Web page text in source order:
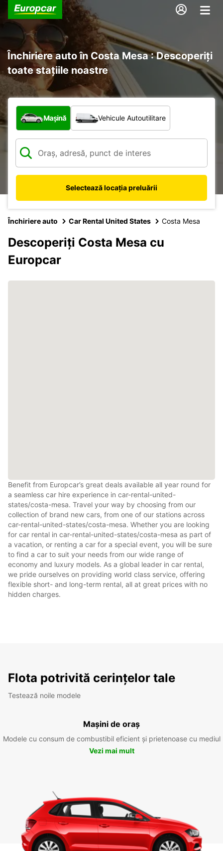
Închiriere auto în Costa Mesa : Descoperiți
toate stațiile noastre
Ce tip de vehicul?
Mașină Vehicule Autoutilitare
Selectează locația preluării
Închiriere auto Car Rental United States Costa Mesa
Descoperiți Costa Mesa cu
Europcar
Benefit from Europcar’s great deals available all year round for
a seamless car hire experience in car-rental-united-
states/costa-mesa. Travel your way by choosing from our
collection of brand new cars, from one of our stations across
car-rental-united-states/costa-mesa. Whether you are looking
for car rental in car-rental-united-states/costa-mesa as part of
a vacation, or renting a car for a special event, you will be sure
to find a car to suit your needs from our wide range of
economy and luxury models. As a global leader in car rental,
we pride ourselves on providing world class service, offering
flexible short- and long-term rental, all at great prices with no
hidden charges.
Flota potrivită cerințelor tale
Testează noile modele
Mașini de oraș
Modele cu consum de combustibil eficient și prietenoase cu mediul
Vezi mai mult